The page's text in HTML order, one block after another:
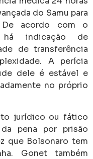
do Samu para
De acordo com o
indicação de
de transferência
A perícia
dele é estável e
no próprio
jurídico ou fático
pena por prisão
que Bolsonaro tem
Gonet também